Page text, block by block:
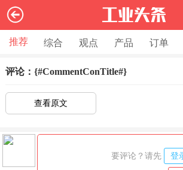
推荐 综合 观点 产品 订单
评论：{#CommentConTitle#}
查看原文
要评论？请先 登